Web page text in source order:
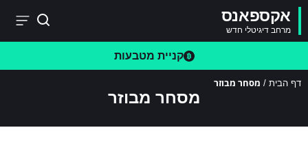
אקספאנס
מרחב דיגיטלי חדש
קניית מטבעות
דף הבית / מסחר מבוזר
מסחר מבוזר